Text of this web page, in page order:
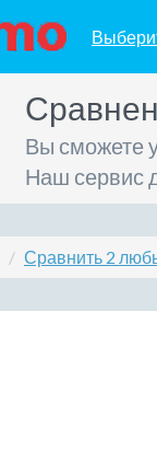
Вы сможете
Наш сервис
Сравнить 2